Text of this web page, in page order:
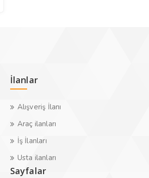
İlanlar
Alışveriş İlanı
Araç ilanları
İş İlanları
Usta ilanları
Sayfalar